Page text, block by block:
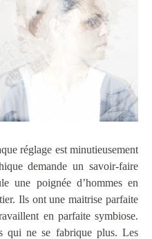
réglage est minutieusement
demande un savoir-faire
une poignée d’hommes en
Ils ont une maitrise parfaite
en parfaite symbiose.
qui ne se fabrique plus. Les